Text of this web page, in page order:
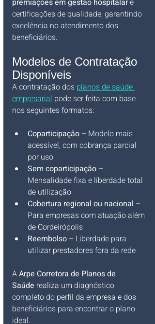
premiações em gestão hospitalar e
certificações de qualidade, garantindo
excelência no atendimento dos
beneficiários.
Modelos de Contratação
Disponíveis
A contratação dos planos de saúde
empresarial pode ser feita com base
nos seguintes formatos:
Coparticipação – Modelo mais
acessível, com cobrança parcial
por uso
Sem coparticipação –
Mensalidade fixa e liberdade total
de utilização
Cobertura regional ou nacional –
Para empresas com atuação além
de Cordeirópolis
Reembolso – Liberdade para
utilizar prestadores fora da rede
A Arpe Corretora de Planos de
Saúde realiza um diagnóstico
completo do perfil da empresa e dos
beneficiários para encontrar o plano
ideal.